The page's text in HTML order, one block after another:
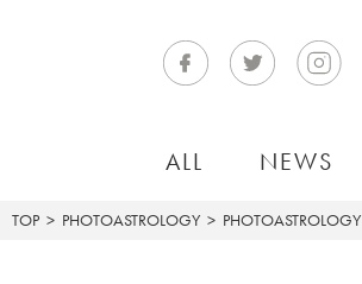
ALL NEWS
TOP PHOTOASTROLOGY PHOTOASTROLOGY